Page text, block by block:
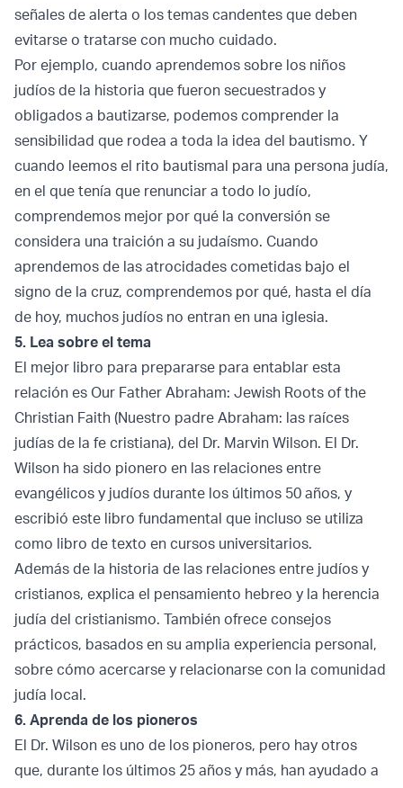
señales de alerta o los temas candentes que deben
evitarse o tratarse con mucho cuidado.
Por ejemplo, cuando aprendemos sobre los niños
judíos de la historia que fueron secuestrados y
obligados a bautizarse, podemos comprender la
sensibilidad que rodea a toda la idea del bautismo. Y
cuando leemos el rito bautismal para una persona judía,
en el que tenía que renunciar a todo lo judío,
comprendemos mejor por qué la conversión se
considera una traición a su judaísmo. Cuando
aprendemos de las atrocidades cometidas bajo el
signo de la cruz, comprendemos por qué, hasta el día
de hoy, muchos judíos no entran en una iglesia.
5. Lea sobre el tema
El mejor libro para prepararse para entablar esta
relación es Our Father Abraham: Jewish Roots of the
Christian Faith (Nuestro padre Abraham: las raíces
judías de la fe cristiana), del Dr. Marvin Wilson. El Dr.
Wilson ha sido pionero en las relaciones entre
evangélicos y judíos durante los últimos 50 años, y
escribió este libro fundamental que incluso se utiliza
como libro de texto en cursos universitarios.
Además de la historia de las relaciones entre judíos y
cristianos, explica el pensamiento hebreo y la herencia
judía del cristianismo. También ofrece consejos
prácticos, basados en su amplia experiencia personal,
sobre cómo acercarse y relacionarse con la comunidad
judía local.
6. Aprenda de los pioneros
El Dr. Wilson es uno de los pioneros, pero hay otros
que, durante los últimos 25 años y más, han ayudado a